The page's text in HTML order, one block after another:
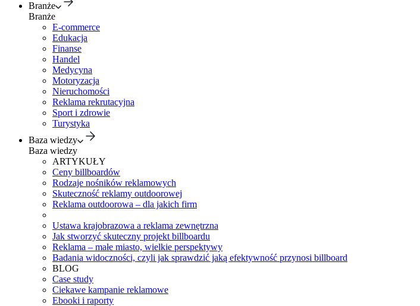
Branże
Branże
E-commerce
Edukacja
Finanse
Handel
Medycyna
Motoryzacja
Nieruchomości
Reklama rekrutacyjna
Sport i zdrowie
Turystyka
Baza wiedzy
Baza wiedzy
ARTYKUŁY
Ceny billboardów
Rodzaje nośników reklamowych
Skuteczność reklamy outdoorowej
Reklama outdoorowa – dla jakich firm
Ustawa krajobrazowa a reklama zewnętrzna
Jak stworzyć skuteczny projekt billboardu
Reklama – małe miasto, wielkie perspektywy
Badania widoczności, czyli jak sprawdzić jaką efektywność przynosi billboard
BLOG
Case study
Ciekawe kampanie reklamowe
Ebooki i raporty